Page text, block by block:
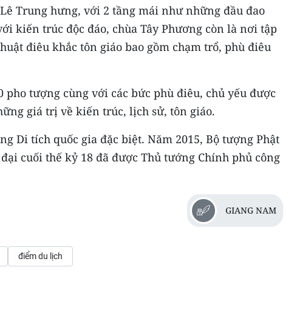
Trung hưng, với 2 tầng mái như những đầu đao
kiến trúc độc đáo, chùa Tây Phương còn là nơi tập
điêu khắc tôn giáo bao gồm chạm trổ, phù điêu
pho tượng cùng với các bức phù điêu, chủ yếu được
giá trị về kiến trúc, lịch sử, tôn giáo.
Di tích quốc gia đặc biệt. Năm 2015, Bộ tượng Phật
cuối thế kỷ 18 đã được Thủ tướng Chính phủ công
GIANG NAM
điểm du lịch